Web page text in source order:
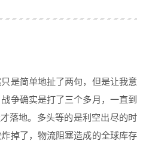
是简单地扯了两句，但是让我意
争确实是打了三个多月，一直到
落地。多头等的是利空出尽的时
掉了，物流阻塞造成的全球库存